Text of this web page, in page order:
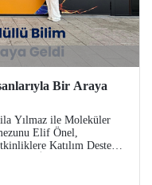
Bir Araya
Yılmaz ile Moleküler
Elif Önel,
Katılım Desteği
Bilim İnsanları